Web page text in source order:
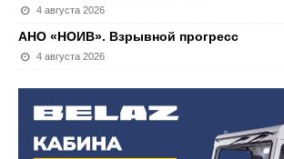
4 августа 2026
АНО «НОИВ». Взрывной прогресс
4 августа 2026